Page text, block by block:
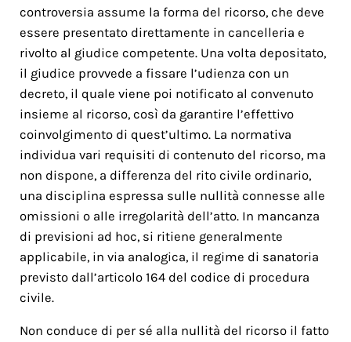
controversia assume la forma del ricorso, che deve
essere presentato direttamente in cancelleria e
rivolto al giudice competente. Una volta depositato,
il giudice provvede a fissare l’udienza con un
decreto, il quale viene poi notificato al convenuto
insieme al ricorso, così da garantire l’effettivo
coinvolgimento di quest’ultimo. La normativa
individua vari requisiti di contenuto del ricorso, ma
non dispone, a differenza del rito civile ordinario,
una disciplina espressa sulle nullità connesse alle
omissioni o alle irregolarità dell’atto. In mancanza
di previsioni ad hoc, si ritiene generalmente
applicabile, in via analogica, il regime di sanatoria
previsto dall’articolo 164 del codice di procedura
civile.
Non conduce di per sé alla nullità del ricorso il fatto